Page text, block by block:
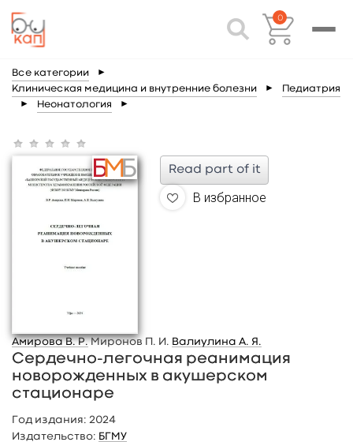
0
Все категории ►
Клиническая медицина и внутренние болезни ► Педиатрия
► Неонатология ►
Read part of it
В избранное
Амирова В. Р.Миронов П. И. Валиулина А. Я.
Сердечно-легочная реанимация
новорожденных в акушерском
стационаре
Год издания: 2024
Издательство: БГМУ